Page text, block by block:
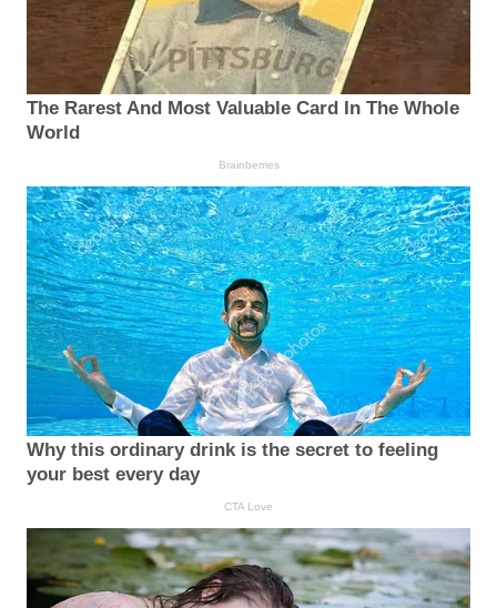
The Rarest And Most Valuable Card In The Whole
World
Brainberries
Why this ordinary drink is the secret to feeling
your best every day
CTA Love